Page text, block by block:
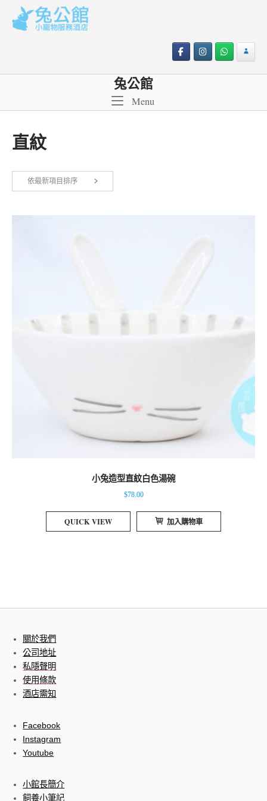
content
兔公館
MenuMenu
直紋
依最新項目排序
小兔造型直紋白色湯碗
$78.00
QUICK VIEW 加入購物車
關於我們
公司地址
私隱聲明
使用條款
酒店需知
Facebook
Instagram
Youtube
小館長簡介
飼養小筆記